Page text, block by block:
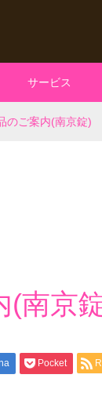
サービス
のご案内(南京錠)
(南京
Pocket